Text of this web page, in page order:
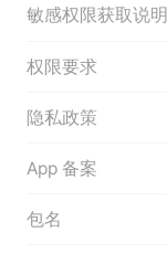
敏感权限获取说明
权限要求
隐私政策
App 备案
包名